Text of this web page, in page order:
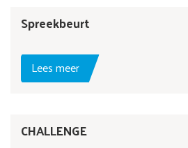
Spreekbeurt
Lees meer
CHALLENGE